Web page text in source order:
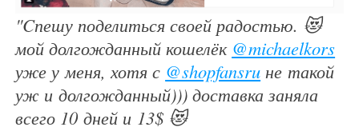
"Cпешу поделиться своей радостью. 😻
мой долгожданный кошелёк @michaelkors
уже у меня, хотя с @shopfansru не такой
уж и долгожданный))) доставка заняла
всего 10 дней и 13$ 😻